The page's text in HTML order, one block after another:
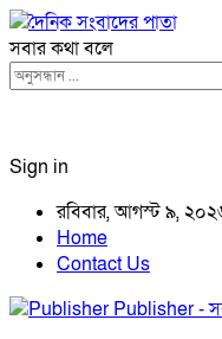
সবার কথা বলে
Sign in
রবিবার, আগস্ট ৯,
Home
Contact Us
Publisher -